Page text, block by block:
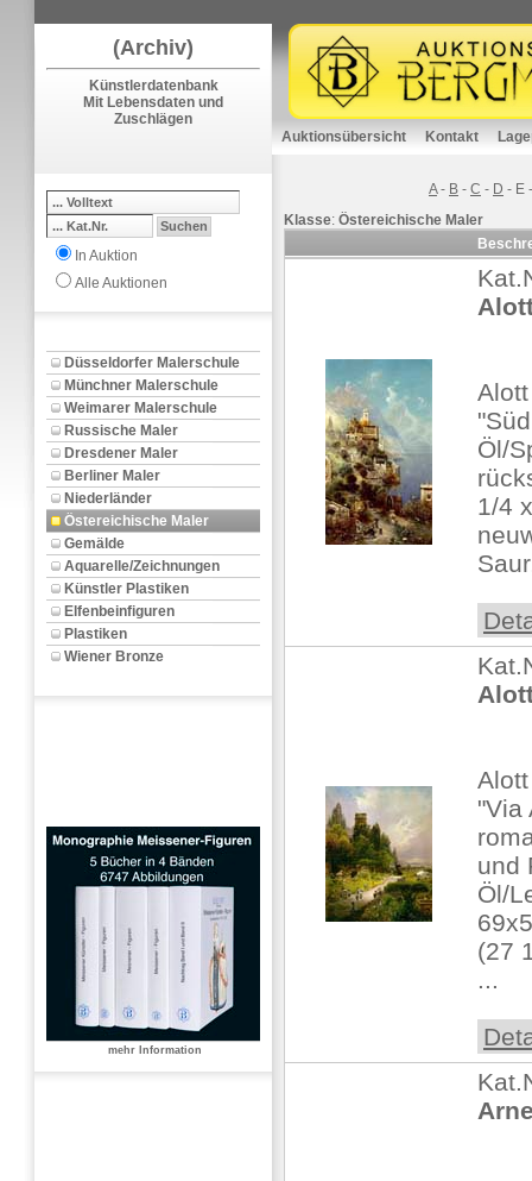
(Archiv)
Künstlerdatenbank
Mit Lebensdaten und
Zuschlägen
In Auktion
Alle Auktionen
Düsseldorfer Malerschule
Münchner Malerschule
Weimarer Malerschule
Russische Maler
Dresdener Maler
Berliner Maler
Niederländer
Östereichische Maler
Gemälde
Aquarelle/Zeichnungen
Künstler Plastiken
Elfenbeinfiguren
Plastiken
Wiener Bronze
mehr Information
Auktionsübersicht Kontakt
A- B - C - D - E
Klasse: Östereichische Maler
Öl/
1/4
"Via
und
Öl/
(27
...